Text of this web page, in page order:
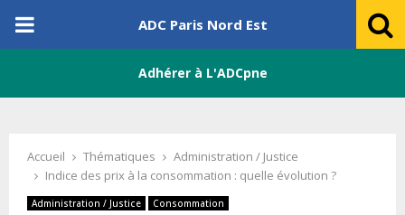
PRIMARY
ADC Paris Nord Est
Adhérer à L'ADCpne
Accueil Thématiques
Administration / Justice
Indice des prix à la consommation : quelle évolution ?
Administration / Justice Consommation